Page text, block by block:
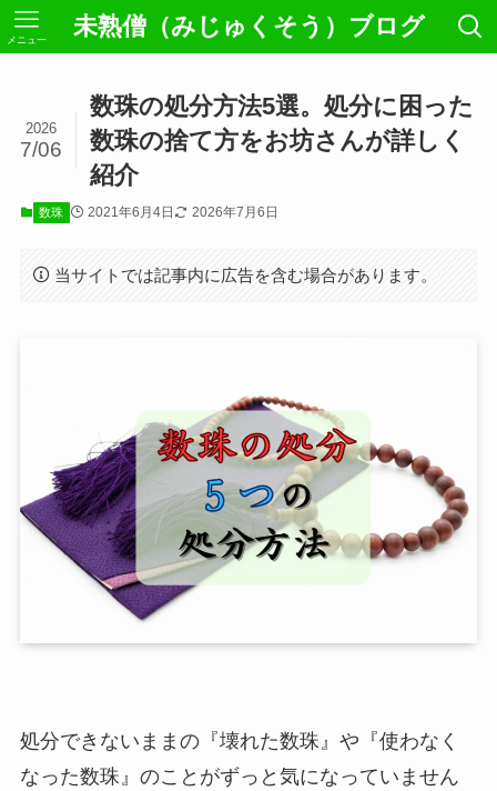
未熟僧（みじゅくそう）ブログ
メニュー
数珠の処分方法5選。処分に困った
数珠の捨て方をお坊さんが詳しく
紹介
2026
7/06
数珠 2021年6月4日 2026年7月6日
当サイトでは記事内に広告を含む場合があります。
処分できないままの『壊れた数珠』や『使わなく
なった数珠』のことがずっと気になっていません